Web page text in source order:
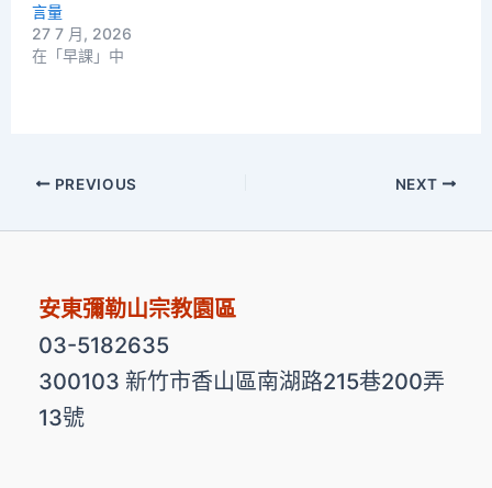
言量
27 7 月, 2026
在「早課」中
PREVIOUS NEXT
安東彌勒山宗教園區
03-5182635
300103 新竹市香山區南湖路215巷200弄
13號